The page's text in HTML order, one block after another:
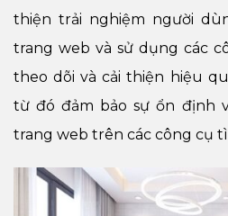
thiện trải nghiệm người
trang web và sử dụng các
theo dõi và cải thiện hiệu
từ đó đảm bảo sự ổn định
trang web trên các công cụ